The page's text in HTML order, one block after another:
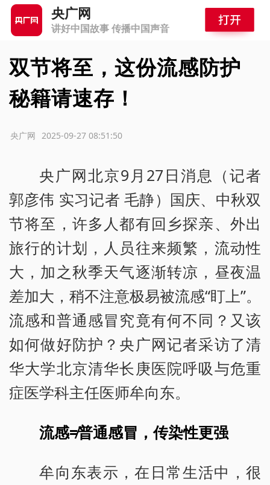
央广网
讲好中国故事 传播中国声音
双节将至，这份流感防护
秘籍请速存！
2025-09-27 08:51:50
央广网
央广网北京9月27日消息（记者
郭彦伟 实习记者 毛静）国庆、中秋双
节将至，许多人都有回乡探亲、外出
旅行的计划，人员往来频繁，流动性
大，加之秋季天气逐渐转凉，昼夜温
差加大，稍不注意极易被流感“盯上”。
流感和普通感冒究竟有何不同？又该
如何做好防护？央广网记者采访了清
华大学北京清华长庚医院呼吸与危重
症医学科主任医师牟向东。
流感≠普通感冒，传染性更强
牟向东表示，在日常生活中，很